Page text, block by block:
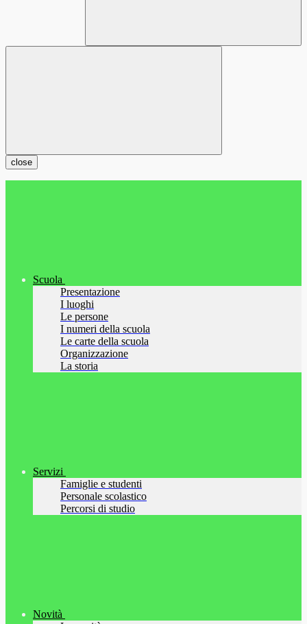
close
Scuola
Presentazione
I luoghi
Le persone
I numeri della scuola
Le carte della scuola
Organizzazione
La storia
Servizi
Famiglie e studenti
Personale scolastico
Percorsi di studio
Novità